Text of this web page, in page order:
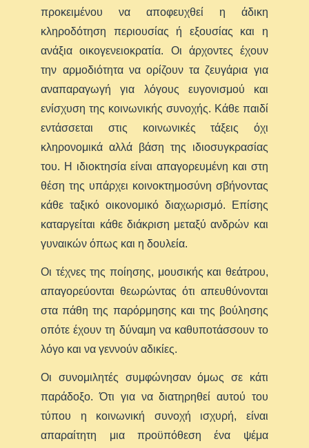
προκειμένου να αποφευχθεί η άδικη
κληροδότηση περιουσίας ή εξουσίας και η
ανάξια οικογενειοκρατία. Οι άρχοντες έχουν
την αρμοδιότητα να ορίζουν τα ζευγάρια για
αναπαραγωγή για λόγους ευγονισμού και
ενίσχυση της κοινωνικής συνοχής. Κάθε παιδί
εντάσσεται στις κοινωνικές τάξεις όχι
κληρονομικά αλλά βάση της ιδιοσυγκρασίας
του. Η ιδιοκτησία είναι απαγορευμένη και στη
θέση της υπάρχει κοινοκτημοσύνη σβήνοντας
κάθε ταξικό οικονομικό διαχωρισμό. Επίσης
καταργείται κάθε διάκριση μεταξύ ανδρών και
γυναικών όπως και η δουλεία.
Οι τέχνες της ποίησης, μουσικής και θεάτρου,
απαγορεύονται θεωρώντας ότι απευθύνονται
στα πάθη της παρόρμησης και της βούλησης
οπότε έχουν τη δύναμη να καθυποτάσσουν το
λόγο και να γεννούν αδικίες.
Οι συνομιλητές συμφώνησαν όμως σε κάτι
παράδοξο. Ότι για να διατηρηθεί αυτού του
τύπου η κοινωνική συνοχή ισχυρή, είναι
απαραίτητη μια προϋπόθεση ένα ψέμα